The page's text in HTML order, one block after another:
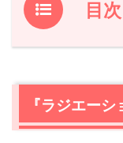
目次
1.『ラジエーシ
2.1杏（本田翼
2.2辻村先生
『ラジエー